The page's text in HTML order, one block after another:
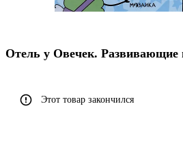
Отель у Овечек. Развивающие
Этот товар закончился